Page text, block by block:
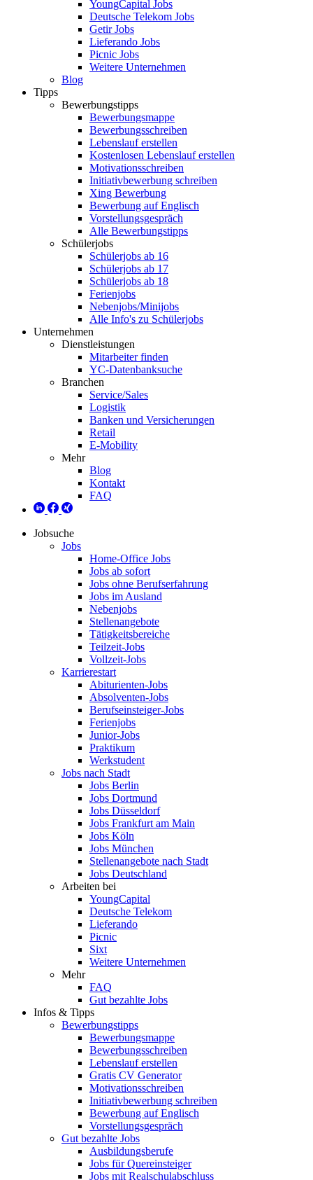
YoungCapital Jobs
Deutsche Telekom Jobs
Getir Jobs
Lieferando Jobs
Picnic Jobs
Weitere Unternehmen
Blog
Tipps
Bewerbungstipps
Bewerbungsmappe
Bewerbungsschreiben
Lebenslauf erstellen
Kostenlosen Lebenslauf erstellen
Motivationsschreiben
Initiativbewerbung schreiben
Xing Bewerbung
Bewerbung auf Englisch
Vorstellungsgespräch
Alle Bewerbungstipps
Schülerjobs
Schülerjobs ab 16
Schülerjobs ab 17
Schülerjobs ab 18
Ferienjobs
Nebenjobs/Minijobs
Alle Info's zu Schülerjobs
Unternehmen
Dienstleistungen
Mitarbeiter finden
YC-Datenbanksuche
Branchen
Service/Sales
Logistik
Banken und Versicherungen
Retail
E-Mobility
Mehr
Blog
Kontakt
FAQ
Jobsuche
Jobs
Home-Office Jobs
Jobs ab sofort
Jobs ohne Berufserfahrung
Jobs im Ausland
Nebenjobs
Stellenangebote
Tätigkeitsbereiche
Teilzeit-Jobs
Vollzeit-Jobs
Karrierestart
Abiturienten-Jobs
Absolventen-Jobs
Berufseinsteiger-Jobs
Ferienjobs
Junior-Jobs
Praktikum
Werkstudent
Jobs nach Stadt
Jobs Berlin
Jobs Dortmund
Jobs Düsseldorf
Jobs Frankfurt am Main
Jobs Köln
Jobs München
Stellenangebote nach Stadt
Jobs Deutschland
Arbeiten bei
YoungCapital
Deutsche Telekom
Lieferando
Picnic
Sixt
Weitere Unternehmen
Mehr
FAQ
Gut bezahlte Jobs
Infos & Tipps
Bewerbungstipps
Bewerbungsmappe
Bewerbungsschreiben
Lebenslauf erstellen
Gratis CV Generator
Motivationsschreiben
Initiativbewerbung schreiben
Bewerbung auf Englisch
Vorstellungsgespräch
Gut bezahlte Jobs
Ausbildungsberufe
Jobs für Quereinsteiger
Jobs mit Realschulabschluss